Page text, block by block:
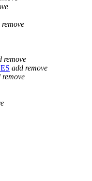
remove
remove
add remove
remove